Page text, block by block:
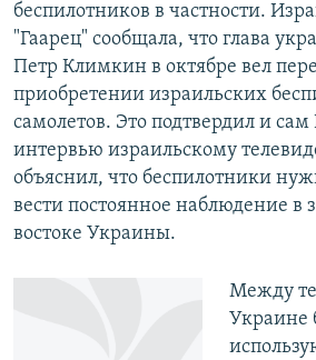
беспилотников в частности.
"Гаарец" сообщала, что глава
Петр Климкин в октябре вел
приобретении израильских
самолетов. Это подтвердил и
интервью израильскому
объяснил, что беспилотники
вести постоянное наблюдение в
востоке Украины.
Между
Украине